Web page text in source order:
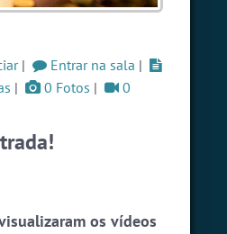
4 pessoas
3 pessoas
| Entrar na sala |
| 0 Fotos |
0
os vídeos